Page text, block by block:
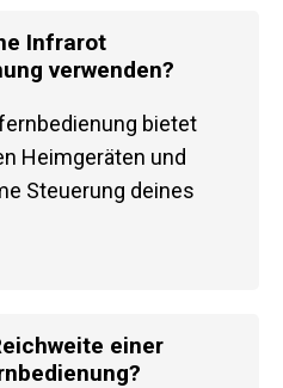
Infrarot
verwenden?
bietet
Heimgeräten und
Steuerung deines
einer